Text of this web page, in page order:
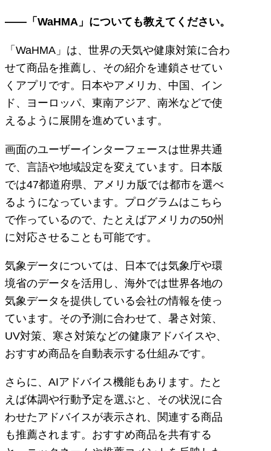
――「WaHMA」についても教えてください。
「WaHMA」は、世界の天気や健康対策に合わ
せて商品を推薦し、その紹介を連鎖させてい
くアプリです。日本やアメリカ、中国、イン
ド、ヨーロッパ、東南アジア、南米などで使
えるように展開を進めています。
画面のユーザーインターフェースは世界共通
で、言語や地域設定を変えています。日本版
では47都道府県、アメリカ版では都市を選べ
るようになっています。プログラムはこちら
で作っているので、たとえばアメリカの50州
に対応させることも可能です。
気象データについては、日本では気象庁や環
境省のデータを活用し、海外では世界各地の
気象データを提供している会社の情報を使っ
ています。その予測に合わせて、暑さ対策、
UV対策、寒さ対策などの健康アドバイスや、
おすすめ商品を自動表示する仕組みです。
さらに、AIアドバイス機能もあります。たと
えば体調や行動予定を選ぶと、その状況に合
わせたアドバイスが表示され、関連する商品
も推薦されます。おすすめ商品を共有する